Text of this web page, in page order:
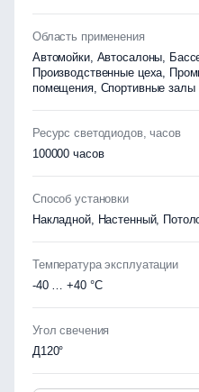
Область применения
Автомойки, Автосалоны,
Производственные цеха,
помещения, Спортивные залы
Ресурс светодиодов, часов
100000 часов
Способ установки
Накладной, Настенный,
Температура эксплуатации
-40 … +40 °C
Угол свечения
Д120°